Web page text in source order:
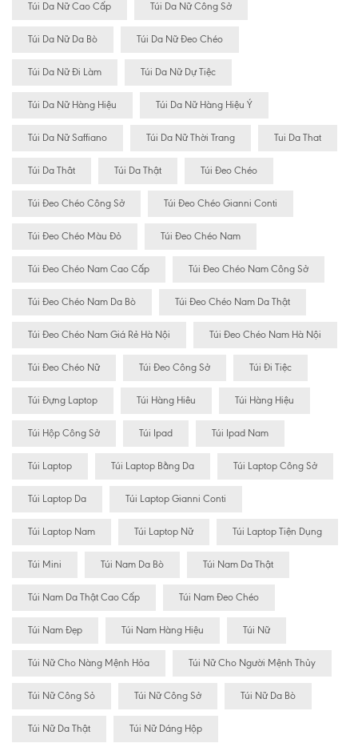
Túi Da Nữ Cao Cấp Túi Da Nữ Công Sở
Túi Da Nữ Da Bò Túi Da Nữ Đeo Chéo
Túi Da Nữ Đi Làm Túi Da Nữ Dự Tiệc
Túi Da Nữ Hàng Hiệu Túi Da Nữ Hàng Hiệu Ý
Túi Da Nữ Saffiano Túi Da Nữ Thời Trang Tui Da That
Túi Da Thât Túi Da Thật Túi Đeo Chéo
Túi Đeo Chéo Công Sở Túi Đeo Chéo Gianni Conti
Túi Đeo Chéo Màu Đỏ Túi Đeo Chéo Nam
Túi Đeo Chéo Nam Cao Cấp Túi Đeo Chéo Nam Công Sở
Túi Đeo Chéo Nam Da Bò Túi Đeo Chéo Nam Da Thật
Túi Đeo Chéo Nam Giá Rẻ Hà Nội Túi Đeo Chéo Nam Hà Nội
Túi Đeo Chéo Nữ Túi Đeo Công Sở Túi Đi Tiệc
Túi Đựng Laptop Túi Hàng Hiêu Túi Hàng Hiệu
Túi Hộp Công Sở Túi Ipad Túi Ipad Nam
Túi Laptop Túi Laptop Bằng Da Túi Laptop Công Sở
Túi Laptop Da Túi Laptop Gianni Conti
Túi Laptop Nam Túi Laptop Nữ Túi Laptop Tiện Dụng
Túi Mini Túi Nam Da Bò Túi Nam Da Thật
Túi Nam Da Thật Cao Cấp Túi Nam Đeo Chéo
Túi Nam Đẹp Túi Nam Hàng Hiệu Túi Nữ
Túi Nữ Cho Nàng Mệnh Hỏa Túi Nữ Cho Người Mệnh Thủy
Túi Nữ Công Sỏ Túi Nữ Công Sở Túi Nữ Da Bò
Túi Nữ Da Thật Túi Nữ Dáng Hộp